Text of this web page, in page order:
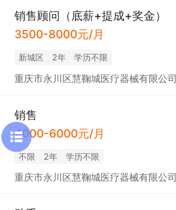
销售顾问（底薪+提成+奖金）
3500-8000元/月
新城区 2年 学历不限
重庆市永川区慧鞠城医疗器械有限公司
销售
4000-6000元/月
不限 2年 学历不限
重庆市永川区慧鞠城医疗器械有限公司